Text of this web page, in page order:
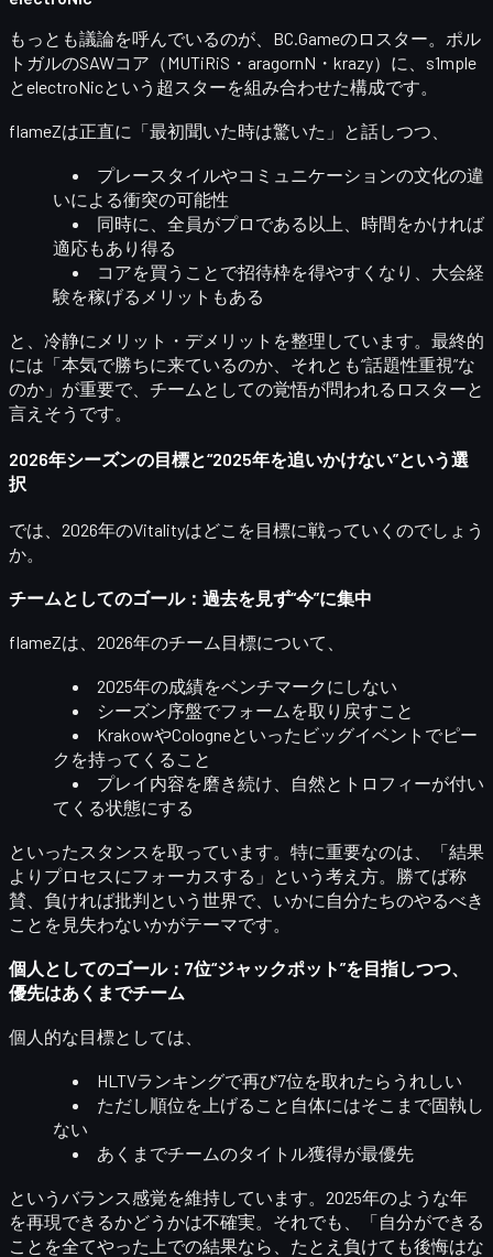
もっとも議論を呼んでいるのが、 BC.Gameのロスター。ポル
トガルのSAWコア（MUTiRiS・aragornN・krazy）に、s1mple
とelectroNicという超スターを組み合わせた構成です。
flameZは正直に「最初聞いた時は驚いた」と話しつつ、
プレースタイルやコミュニケーションの文化の違
いによる衝突の可能性
同時に、全員がプロである以上、時間をかければ
適応もあり得る
コアを買うことで招待枠を得やすくなり、 大会経
験を稼げるメリット もある
と、冷静にメリット・デメリットを整理しています。最終的
には「本気で勝ちに来ているのか、それとも“話題性重視”な
のか」が重要で、 チームとしての覚悟が問われるロスターと
言えそうです。
2026年シーズンの目標と“2025年を追いかけない”という選
択
では、2026年のVitalityはどこを目標に戦っていくのでしょう
か。
チームとしてのゴール：過去を見ず“今”に集中
flameZは、2026年のチーム目標について、
2025年の成績をベンチマークにしない
シーズン序盤でフォームを取り戻すこと
KrakowやCologneといったビッグイベントでピー
クを持ってくる こと
プレイ内容を磨き続け、自然とトロフィーが付い
てくる状態にする
といったスタンスを取っています。特に重要なのは、
「結果
よりプロセスにフォーカスする」 という考え方。勝てば称
賛、負ければ批判という世界で、いかに自分たちのやるべき
ことを見失わないかがテーマです。
個人としてのゴール：7位“ジャックポット”を目指しつつ、
優先はあくまでチーム
個人的な目標としては、
HLTVランキングで再び7位を取れたらうれしい
ただし順位を上げること自体にはそこまで固執し
ない
あくまでチームのタイトル獲得が最優先
というバランス感覚を維持しています。2025年のような年
を再現できるかどうかは不確実。それでも、「自分ができる
ことを全てやった上での結果なら、たとえ負けても後悔はな